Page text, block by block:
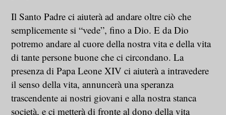
Il Santo Padre ci aiuterà ad andare oltre ciò che
semplicemente si “vede”, fino a Dio. E da Dio
potremo andare al cuore della nostra vita e della vita
di tante persone buone che ci circondano. La
presenza di Papa Leone XIV ci aiuterà a intravedere
il senso della vita, annuncerà una speranza
trascendente ai nostri giovani e alla nostra stanca
società, e ci metterà di fronte al dono della vita